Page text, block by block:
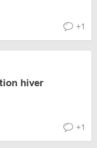
+1
hiver
+1